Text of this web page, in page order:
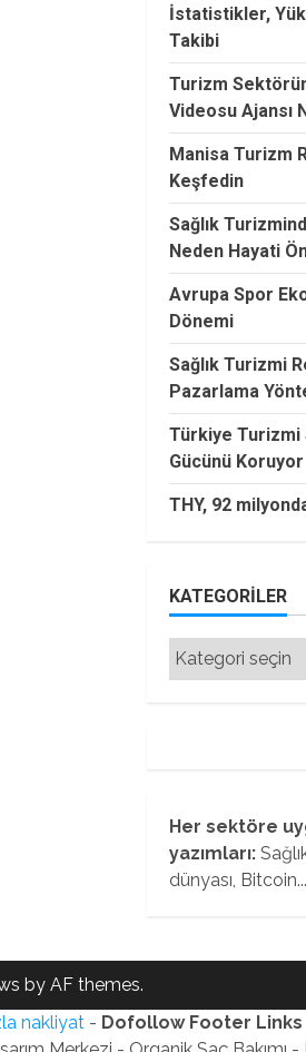
İstatistikler,
Takibi
Turizm
Videosu Ajansı
Manisa Turizm
Keşfedin
Sağlık
Neden Hayati
Avrupa Spor
Dönemi
Sağlık Turizmi
Pazarlama
Türkiye Turizmi
Gücünü Koruyor
THY, 92
KATEGORILER
Kategoriler
Her sektöre
yazımları:
dünyası, Bitcoin...
by AF themes.
nakliyat - Dofollow Footer Links